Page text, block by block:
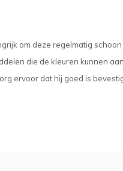
om deze regelmatig
die de kleuren kunnen
ervoor dat hij goed is